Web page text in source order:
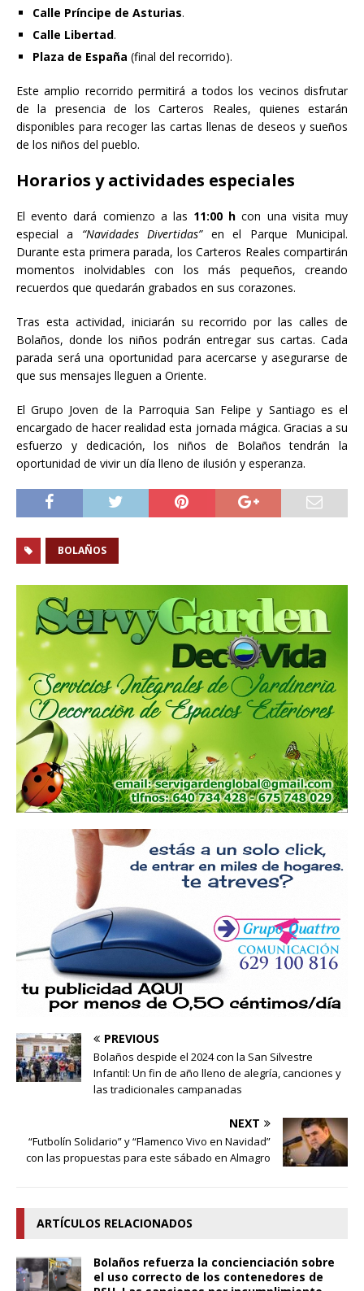
Calle Príncipe de Asturias.
Calle Libertad.
Plaza de España (final del recorrido).
Este amplio recorrido permitirá a todos los vecinos disfrutar
de la presencia de los Carteros Reales, quienes estarán
disponibles para recoger las cartas llenas de deseos y sueños
de los niños del pueblo.
Horarios y actividades especiales
El evento dará comienzo a las 11:00 h con una visita muy
especial a “Navidades Divertidas”en el Parque Municipal.
Durante esta primera parada, los Carteros Reales compartirán
momentos inolvidables con los más pequeños, creando
recuerdos que quedarán grabados en sus corazones.
Tras esta actividad, iniciarán su recorrido por las calles de
Bolaños, donde los niños podrán entregar sus cartas. Cada
parada será una oportunidad para acercarse y asegurarse de
que sus mensajes lleguen a Oriente.
El Grupo Joven de la Parroquia San Felipe y Santiago es el
encargado de hacer realidad esta jornada mágica. Gracias a su
esfuerzo y dedicación, los niños de Bolaños tendrán la
oportunidad de vivir un día lleno de ilusión y esperanza.
BOLAÑOS
PREVIOUS
Bolaños despide el 2024 con la San Silvestre
Infantil: Un fin de año lleno de alegría, canciones y
las tradicionales campanadas
NEXT
“Futbolín Solidario” y “Flamenco Vivo en Navidad”
con las propuestas para este sábado en Almagro
ARTÍCULOS RELACIONADOS
Bolaños refuerza la concienciación sobre
el uso correcto de los contenedores de